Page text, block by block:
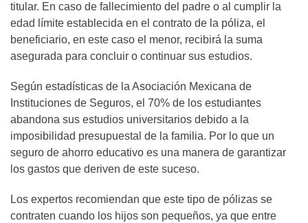
titular. En caso de fallecimiento del padre o al cumplir la
edad límite establecida en el contrato de la póliza, el
beneficiario, en este caso el menor, recibirá la suma
asegurada para concluir o continuar sus estudios.
Según estadísticas de la Asociación Mexicana de
Instituciones de Seguros, el 70% de los estudiantes
abandona sus estudios universitarios debido a la
imposibilidad presupuestal de la familia. Por lo que un
seguro de ahorro educativo es una manera de garantizar
los gastos que deriven de este suceso.
Los expertos recomiendan que este tipo de pólizas se
contraten cuando los hijos son pequeños, ya que entre